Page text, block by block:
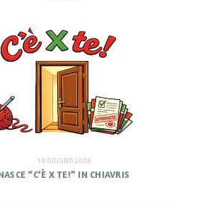
19 GIUGNO 2026
“C’È X TE!” IN CHIAVRIS